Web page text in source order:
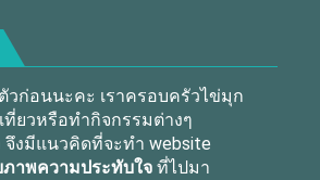
วก่อนนะคะ เราครอบครัวไข่มุก
ที่ยวหรือทำกิจกรรมต่างๆ
งมีแนวคิดที่จะทำ website
ภาพความประทับใจที่ไปมา